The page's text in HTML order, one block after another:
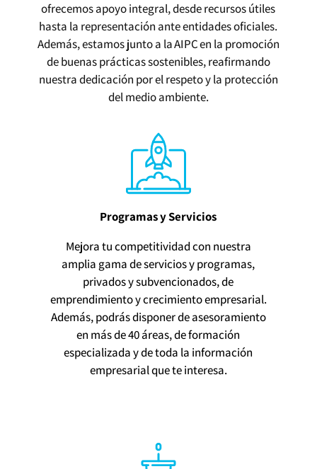
ofrecemos apoyo integral, desde recursos útiles
hasta la representación ante entidades oficiales.
Además, estamos junto a la AIPC en la promoción
de buenas prácticas sostenibles, reafirmando
nuestra dedicación por el respeto y la protección
del medio ambiente.
Programas y Servicios
Mejora tu competitividad con nuestra
amplia gama de servicios y programas,
privados y subvencionados, de
emprendimiento y crecimiento empresarial.
Además, podrás disponer de asesoramiento
en más de 40 áreas, de formación
especializada y de toda la información
empresarial que te interesa.